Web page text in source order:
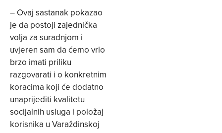
– Ovaj sastanak pokazao
je da postoji zajednička
volja za suradnjom i
uvjeren sam da ćemo vrlo
brzo imati priliku
razgovarati i o konkretnim
koracima koji će dodatno
unaprijediti kvalitetu
socijalnih usluga i položaj
korisnika u Varaždinskoj